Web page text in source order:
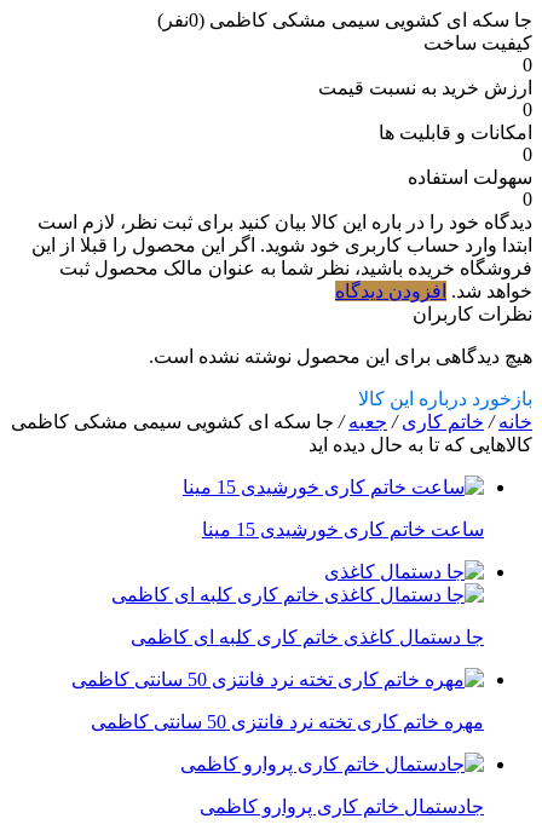
جا سکه ای کشویی سیمی مشکی کاظمی (0نفر)
کیفیت ساخت
0
ارزش خرید به نسبت قیمت
0
امکانات و قابلیت ها
0
سهولت استفاده
0
دیدگاه خود را در باره این کالا بیان کنید برای ثبت نظر، لازم است
ابتدا وارد حساب کاربری خود شوید. اگر این محصول را قبلا از این
فروشگاه خریده باشید، نظر شما به عنوان مالک محصول ثبت
خواهد شد. افزودن دیدگاه
نظرات کاربران
هیچ دیدگاهی برای این محصول نوشته نشده است.
بازخورد درباره این کالا
خانه/ خاتم کاری/ جعبه/ جا سکه ای کشویی سیمی مشکی کاظمی
کالاهایی که تا به حال دیده اید
ساعت خاتم کاری خورشیدی 15 مینا
جا دستمال کاغذی خاتم کاری کلبه ای کاظمی
مهره خاتم کاری تخته نرد فانتزی 50 سانتی کاظمی
جادستمال خاتم کاری پروارو کاظمی